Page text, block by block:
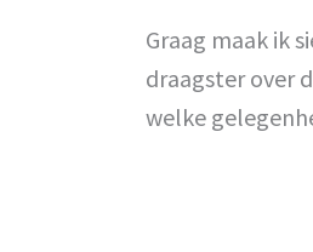
Graag maak ik
draagster over
welke